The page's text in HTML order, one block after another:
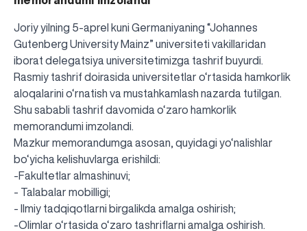
Joriy yilning 5-aprel kuni Germaniyaning “Johannes
Gutenberg University Mainz” universiteti vakillaridan
iborat delegatsiya universitetimizga tashrif buyurdi.
Rasmiy tashrif doirasida universitetlar o‘rtasida hamkorlik
aloqalarini o‘rnatish va mustahkamlash nazarda tutilgan.
Shu sababli tashrif davomida o‘zaro hamkorlik
memorandumi imzolandi.
Mazkur memorandumga asosan, quyidagi yo‘nalishlar
bo‘yicha kelishuvlarga erishildi:
-Fakultetlar almashinuvi;
- Talabalar mobilligi;
- Ilmiy tadqiqotlarni birgalikda amalga oshirish;
-Olimlar o‘rtasida o‘zaro tashriflarni amalga oshirish.